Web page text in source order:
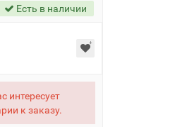
Есть в наличии
интересует
к заказу.